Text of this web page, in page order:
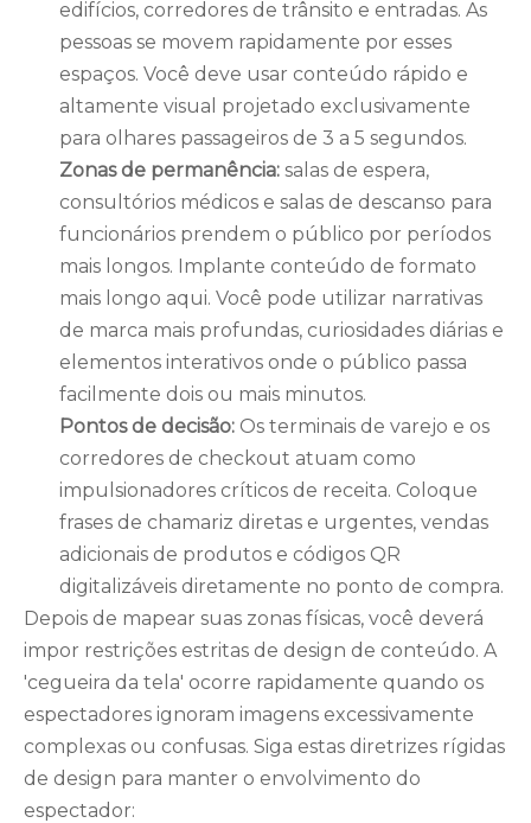
edifícios, corredores de trânsito e entradas. As
pessoas se movem rapidamente por esses
espaços. Você deve usar conteúdo rápido e
altamente visual projetado exclusivamente
para olhares passageiros de 3 a 5 segundos.
Zonas de permanência: salas de espera,
consultórios médicos e salas de descanso para
funcionários prendem o público por períodos
mais longos. Implante conteúdo de formato
mais longo aqui. Você pode utilizar narrativas
de marca mais profundas, curiosidades diárias e
elementos interativos onde o público passa
facilmente dois ou mais minutos.
Pontos de decisão: Os terminais de varejo e os
corredores de checkout atuam como
impulsionadores críticos de receita. Coloque
frases de chamariz diretas e urgentes, vendas
adicionais de produtos e códigos QR
digitalizáveis ​​diretamente no ponto de compra.
Depois de mapear suas zonas físicas, você deverá
impor restrições estritas de design de conteúdo. A
'cegueira da tela' ocorre rapidamente quando os
espectadores ignoram imagens excessivamente
complexas ou confusas. Siga estas diretrizes rígidas
de design para manter o envolvimento do
espectador: